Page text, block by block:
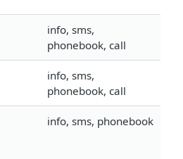
info, sms,
phonebook, call
info, sms,
phonebook, call
info, sms, phonebook